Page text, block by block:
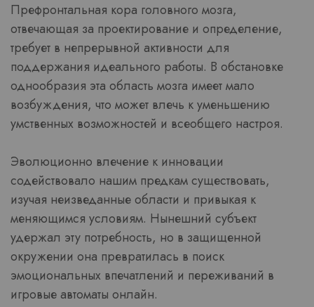
Префронтальная кора головного мозга,
отвечающая за проектирование и определение,
требует в непрерывной активности для
поддержания идеального работы. В обстановке
однообразия эта область мозга имеет мало
возбуждения, что может влечь к уменьшению
умственных возможностей и всеобщего настроя.
Эволюционно влечение к инновации
содействовало нашим предкам существовать,
изучая неизведанные области и привыкая к
меняющимся условиям. Нынешний субъект
удержал эту потребность, но в защищенной
окружении она превратилась в поиск
эмоциональных впечатлений и переживаний в
игровые автоматы онлайн.